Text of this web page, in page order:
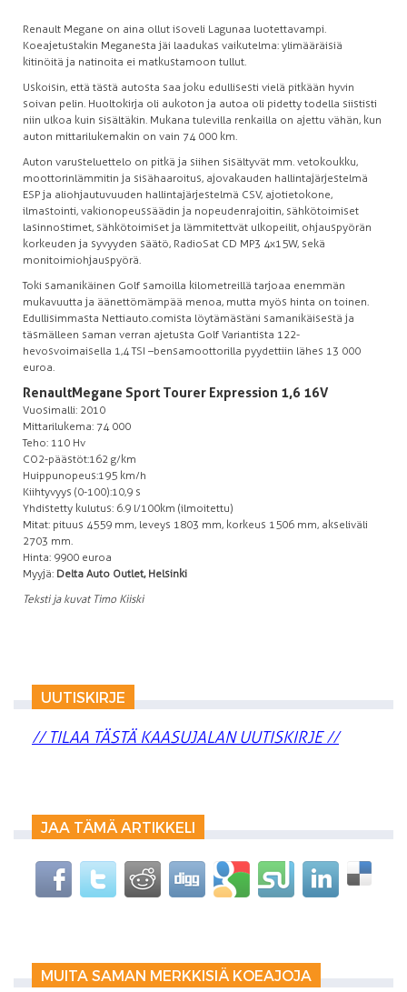
Renault Megane on aina ollut isoveli Lagunaa luotettavampi.
Koeajetustakin Meganesta jäi laadukas vaikutelma: ylimääräisiä
kitinöitä ja natinoita ei matkustamoon tullut.
Uskoisin, että tästä autosta saa joku edullisesti vielä pitkään hyvin
soivan pelin. Huoltokirja oli aukoton ja autoa oli pidetty todella siististi
niin ulkoa kuin sisältäkin. Mukana tulevilla renkailla on ajettu vähän, kun
auton mittarilukemakin on vain 74 000 km.
Auton varusteluettelo on pitkä ja siihen sisältyvät mm. vetokoukku,
moottorinlämmitin ja sisähaaroitus, ajovakauden hallintajärjestelmä
ESP ja aliohjautuvuuden hallintajärjestelmä CSV, ajotietokone,
ilmastointi, vakionopeussäädin ja nopeudenrajoitin, sähkötoimiset
lasinnostimet, sähkötoimiset ja lämmitettvät ulkopeilit, ohjauspyörän
korkeuden ja syvyyden säätö, RadioSat CD MP3 4x15W, sekä
monitoimiohjauspyörä.
Toki samanikäinen Golf samoilla kilometreillä tarjoaa enemmän
mukavuutta ja äänettömämpää menoa, mutta myös hinta on toinen.
Edullisimmasta Nettiauto.comista löytämästäni samanikäisestä ja
täsmälleen saman verran ajetusta Golf Variantista 122-
hevosvoimaisella 1,4 TSI –bensamoottorilla pyydettiin lähes 13 000
euroa.
Renault Megane Sport Tourer Expression 1,6 16V
Vuosimalli: 2010
Mittarilukema: 74 000
Teho: 110 Hv
CO2-päästöt: 162 g/km
Huippunopeus: 195 km/h
Kiihtyvyys (0-100): 10,9 s
Yhdistetty kulutus: 6.9 l/100km (ilmoitettu)
Mitat: pituus 4559 mm, leveys 1803 mm, korkeus 1506 mm, akseliväli
2703 mm.
Hinta: 9900 euroa
Myyjä: Delta Auto Outlet, Helsinki
Teksti ja kuvat Timo Kiiski
UUTISKIRJE
// TILAA TÄSTÄ KAASUJALAN UUTISKIRJE //
JAA TÄMÄ ARTIKKELI
MUITA SAMAN MERKKISIÄ KOEAJOJA